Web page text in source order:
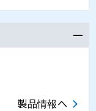
製品情報へ